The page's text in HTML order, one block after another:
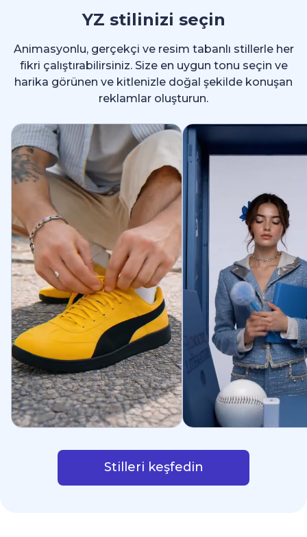
YZ stilinizi seçin
Animasyonlu, gerçekçi ve resim tabanlı stillerle her
fikri çalıştırabilirsiniz. Size en uygun tonu seçin ve
harika görünen ve kitlenizle doğal şekilde konuşan
reklamlar oluşturun.
Stilleri keşfedin